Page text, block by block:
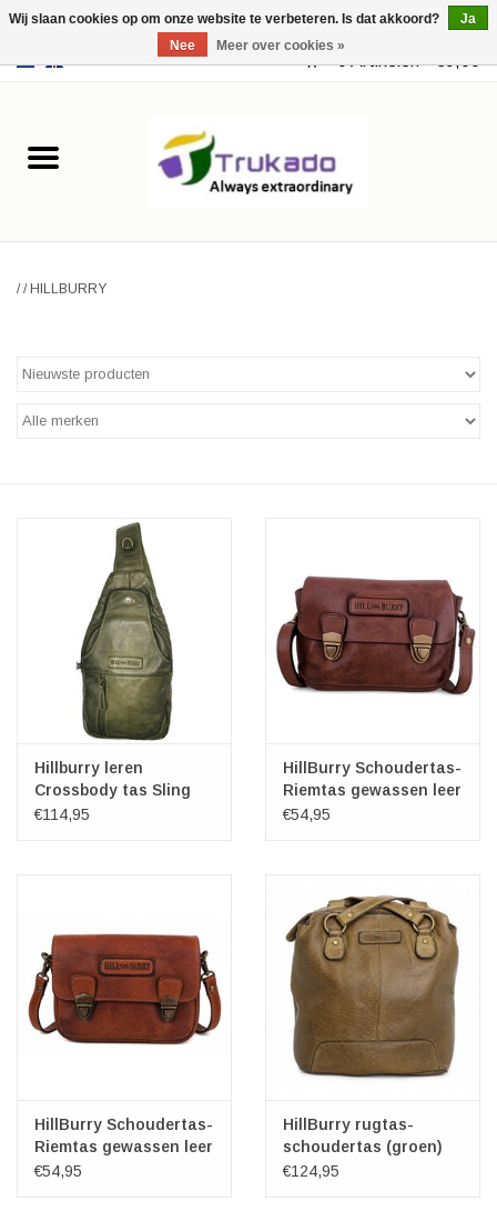
USD 0 Artikelen - €0,00
Leer
Merchandise
Gothic Steampunk
Veronese Design
Giftware & Lifestyle &
Collectables
Bezoek ons
Nieuw
Aanbiedingen
//HILLBURRY
Hillburry leren
Crossbody tas Sling
bag groen
€114,95
HillBurry Schoudertas-
Riemtas gewassen leer
bruin
€54,95
HillBurry Schoudertas-
Riemtas gewassen leer
cognac
€54,95
HillBurry rugtas-
schoudertas (groen)
€124,95
Wij slaan cookies op om onze website te verbeteren. Is dat akkoord?
Ja
Nee
Meer over cookies »